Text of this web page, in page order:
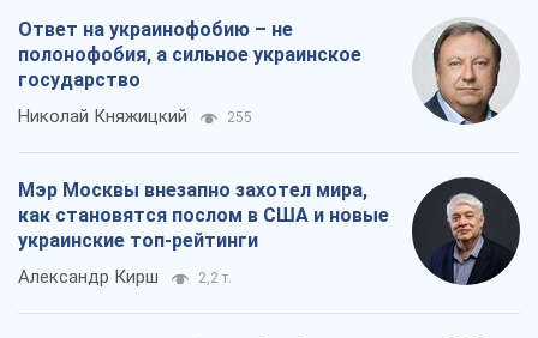
Ответ на украинофобию – не
полонофобия, а сильное украинское
государство
Николай Княжицкий 255
Мэр Москвы внезапно захотел мира,
как становятся послом в США и новые
украинские топ-рейтинги
Александр Кирш 2,2 т.